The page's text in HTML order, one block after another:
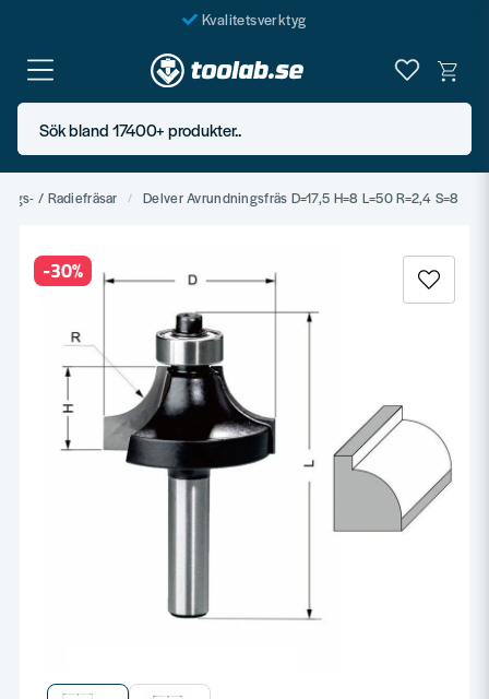
Kvalitetsverktyg
Fraktfritt över 999 SEK*
En järnhandel för alla
Butik i Göteborg
Sök bland 17400+ produkter..
/ Radiefräsar Delver Avrundningsfräs D=17,5 H=8 L=50 R=2,4 S=8
-30%